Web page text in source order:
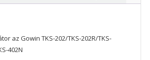
az Gowin TKS-202/TKS-202R/TKS-
402N